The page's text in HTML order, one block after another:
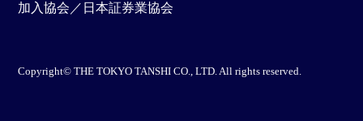
加入協会／日本証券業協会
Copyright© THE TOKYO TANSHI CO., LTD. All rights reserved.